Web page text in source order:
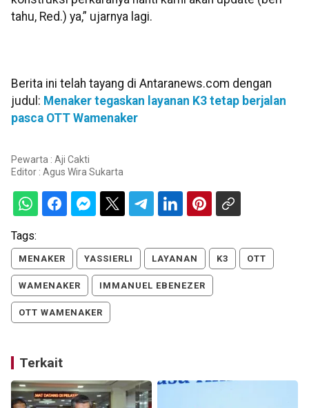
tahu, Red.) ya,” ujarnya lagi.
Berita ini telah tayang di Antaranews.com dengan
judul: Menaker tegaskan layanan K3 tetap berjalan
pasca OTT Wamenaker
Pewarta : Aji Cakti
Editor : Agus Wira Sukarta
Tags:
MENAKER YASSIERLI LAYANAN K3 OTT
WAMENAKER IMMANUEL EBENEZER
OTT WAMENAKER
Terkait